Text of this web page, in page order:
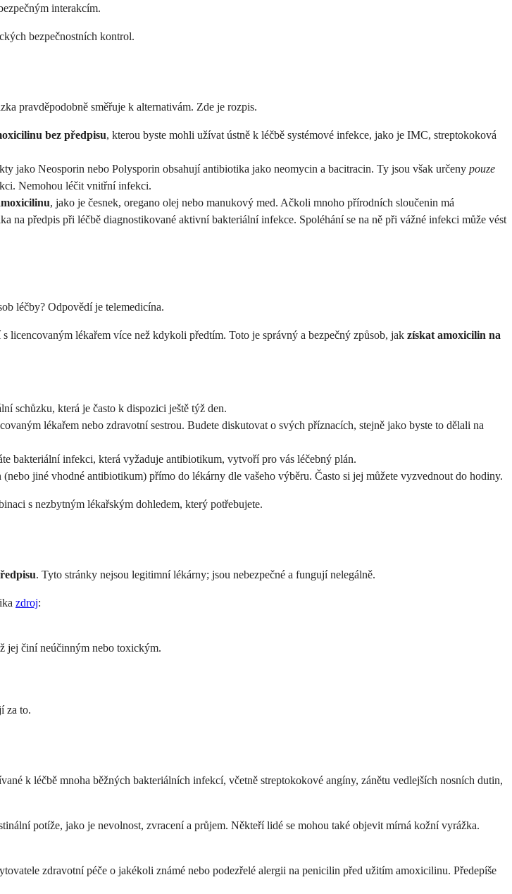
interakcím.
bezpečnostních kontrol.
pravděpodobně směřuje k alternativám. Zde je rozpis.
bez předpisu, kterou byste mohli užívat ústně k léčbě systémové infekce, jako je IMC, streptokoková
jako Neosporin nebo Polysporin obsahují antibiotika jako neomycin a bacitracin. Ty jsou však určeny pouze
Nemohou léčit vnitřní infekci.
, jako je česnek, oregano olej nebo manukový med. Ačkoli mnoho přírodních sloučenin má
na předpis při léčbě diagnostikované aktivní bakteriální infekce. Spoléhání se na ně při vážné infekci může vést
léčby? Odpovědí je telemedicína.
lékařem více než kdykoli předtím. Toto je správný a bezpečný způsob, jak získat amoxicilin na
schůzku, která je často k dispozici ještě týž den.
lékařem nebo zdravotní sestrou. Budete diskutovat o svých příznacích, stejně jako byste to dělali na
bakteriální infekci, která vyžaduje antibiotikum, vytvoří pro vás léčebný plán.
jiné vhodné antibiotikum) přímo do lékárny dle vašeho výběru. Často si jej můžete vyzvednout do hodiny.
s nezbytným lékařským dohledem, který potřebujete.
. Tyto stránky nejsou legitimní lékárny; jsou nebezpečné a fungují nelegálně.
zdroj:
jej činí neúčinným nebo toxickým.
za to.
k léčbě mnoha běžných bakteriálních infekcí, včetně streptokokové angíny, zánětu vedlejších nosních dutin,
potíže, jako je nevolnost, zvracení a průjem. Někteří lidé se mohou také objevit mírná kožní vyrážka.
zdravotní péče o jakékoli známé nebo podezřelé alergii na penicilin před užitím amoxicilinu. Předepíše